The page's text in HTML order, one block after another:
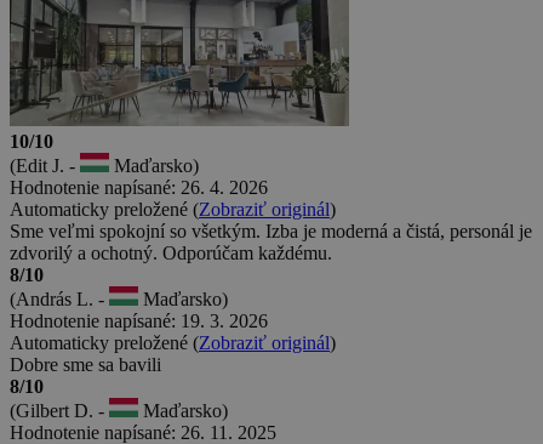
10/10
(Edit J. -
Maďarsko)
Hodnotenie napísané: 26. 4. 2026
Automaticky preložené (Zobraziť originál)
Sme veľmi spokojní so všetkým. Izba je moderná a čistá, personál je
zdvorilý a ochotný. Odporúčam každému.
8/10
(András L. -
Maďarsko)
Hodnotenie napísané: 19. 3. 2026
Automaticky preložené (Zobraziť originál)
Dobre sme sa bavili
8/10
(Gilbert D. -
Maďarsko)
Hodnotenie napísané: 26. 11. 2025